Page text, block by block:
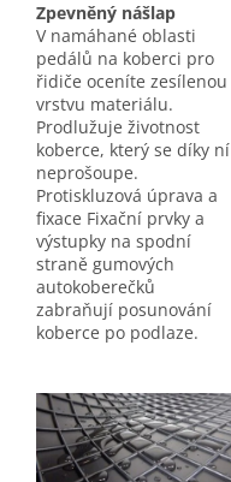
Zpevněný nášlap
V namáhané oblasti
pedálů na koberci pro
řidiče oceníte zesílenou
vrstvu materiálu.
Prodlužuje životnost
koberce, který se díky ní
neprošoupe.
Protiskluzová úprava a
fixace Fixační prvky a
výstupky na spodní
straně gumových
autokoberečků
zabraňují posunování
koberce po podlaze.